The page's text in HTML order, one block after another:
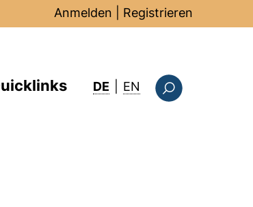
Anmelden Registrieren
DE EN : this page in